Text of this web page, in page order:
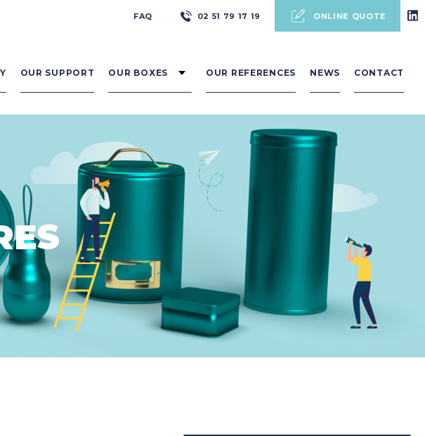
header
FAQ 02 51 79 17 19 ONLINE QUOTE
OUR SUPPORT OUR BOXES OUR REFERENCES NEWS CONTACT